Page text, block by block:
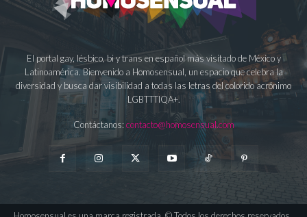
El portal gay, lésbico, bi y trans en español más visitado de México y
Latinoamérica. Bienvenido a Homosensual, un espacio que celebra la
diversidad y busca dar visibilidad a todas las letras del colorido acrónimo
LGBTTTIQA+.
Contáctanos: contacto@homosensual.com